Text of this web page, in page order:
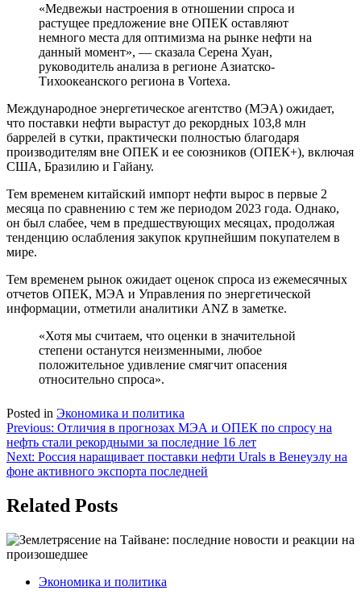
«Медвежьи настроения в отношении спроса и
растущее предложение вне ОПЕК оставляют
немного места для оптимизма на рынке нефти на
данный момент», — сказала Серена Хуан,
руководитель анализа в регионе Азиатско-
Тихоокеанского региона в Vortexa.
Международное энергетическое агентство (МЭА) ожидает,
что поставки нефти вырастут до рекордных 103,8 млн
баррелей в сутки, практически полностью благодаря
производителям вне ОПЕК и ее союзников (ОПЕК+), включая
США, Бразилию и Гайану.
Тем временем китайский импорт нефти вырос в первые 2
месяца по сравнению с тем же периодом 2023 года. Однако,
он был слабее, чем в предшествующих месяцах, продолжая
тенденцию ослабления закупок крупнейшим покупателем в
мире.
Тем временем рынок ожидает оценок спроса из ежемесячных
отчетов ОПЕК, МЭА и Управления по энергетической
информации, отметили аналитики ANZ в заметке.
«Хотя мы считаем, что оценки в значительной
степени останутся неизменными, любое
положительное удивление смягчит опасения
относительно спроса».
Posted in Экономика и политика
Навигация
по
записям
Previous: Отличия в прогнозах МЭА и ОПЕК по спросу на
нефть стали рекордными за последние 16 лет
Next: Россия наращивает поставки нефти Urals в Венеуэлу на
фоне активного экспорта последней
Related Posts
Экономика и политика